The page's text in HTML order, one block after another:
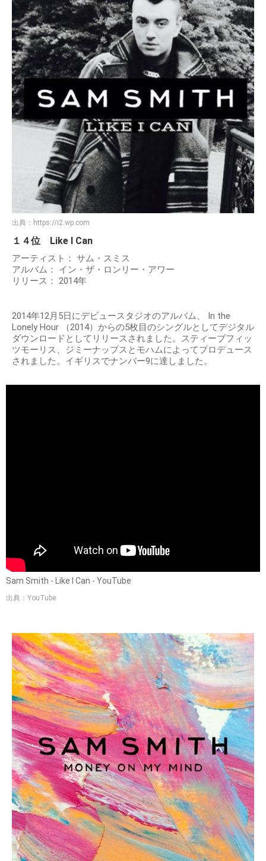
出典： https://i2.wp.com
１４位 Like I Can
アーティスト： サム・スミス
アルバム： イン・ザ・ロンリー・アワー
リリース： 2014年
2014年12月5日にデビュースタジオのアルバム、 In the
Lonely Hour （2014）からの5枚目のシングルとしてデジタル
ダウンロードとしてリリースされました。スティーブフィッ
ツモーリス、ジミーナップスとモハムによってプロデュース
されました。イギリスでナンバー9に達しました。
Sam Smith - Like I Can - YouTube
出典：YouTube